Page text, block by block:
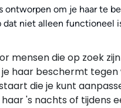
om je haar te
niet alleen functioneel
die op zoek
haar beschermt
die je kunt
's nachts of tijdens